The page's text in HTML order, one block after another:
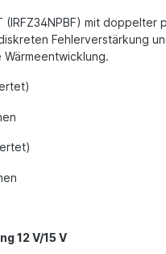
(IRFZ34NPBF) mit
Fehlerverstärkung
12 V/15 V